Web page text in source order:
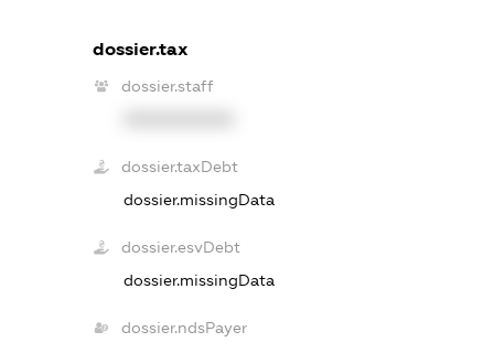
dossier.tax
dossier.staff
dossier.taxDebt
dossier.missingData
dossier.esvDebt
dossier.missingData
dossier.ndsPayer